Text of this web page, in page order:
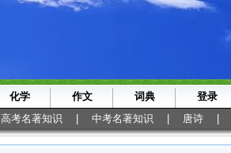
化学 作文 词典
登录
高考名著知识 中考名著知识 唐诗